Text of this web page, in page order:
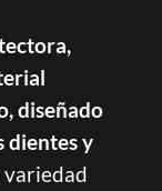
diseñado
dientes y